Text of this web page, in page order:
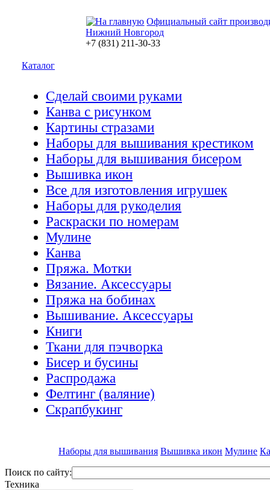
Официальный сайт
Нижний Новгород
+7 (831) 211-30-33
Каталог
Сделай своими руками
Канва с рисунком
Картины стразами
Наборы для вышивания крестиком
Наборы для вышивания бисером
Вышивка икон
Все для изготовления игрушек
Наборы для рукоделия
Раскраски по номерам
Мулине
Канва
Пряжа. Мотки
Вязание. Аксессуары
Пряжа на бобинах
Вышивание. Аксессуары
Книги
Ткани для пэчворка
Бисер и бусины
Распродажа
Фелтинг (валяние)
Скрапбукинг
Наборы для вышивания Вышивка икон Мулине
Поиск по сайту:
Техника